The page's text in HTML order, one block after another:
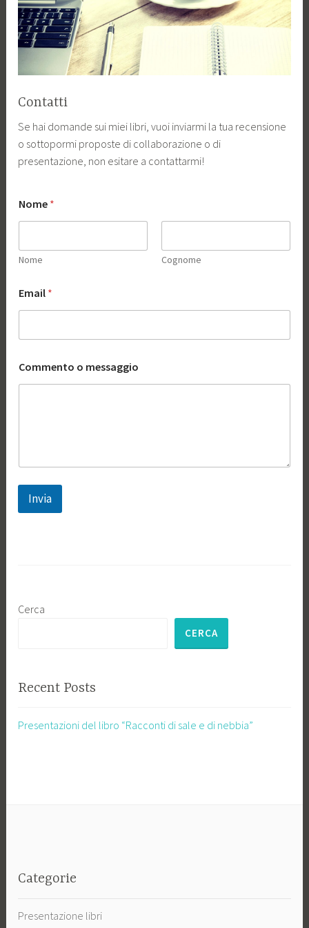
Contatti
Se hai domande sui miei libri, vuoi inviarmi la tua recensione
o sottopormi proposte di collaborazione o di
presentazione, non esitare a contattarmi!
Nome *
Nome Cognome
Email *
Commento o messaggio
Invia
Cerca
CERCA
Recent Posts
Presentazioni del libro “Racconti di sale e di nebbia”
Categorie
Presentazione libri